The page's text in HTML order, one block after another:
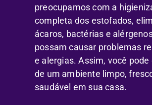
preocupamos com a
completa dos estofados,
ácaros, bactérias e
possam causar problemas
e alergias. Assim, você
de um ambiente limpo,
saudável em sua casa.